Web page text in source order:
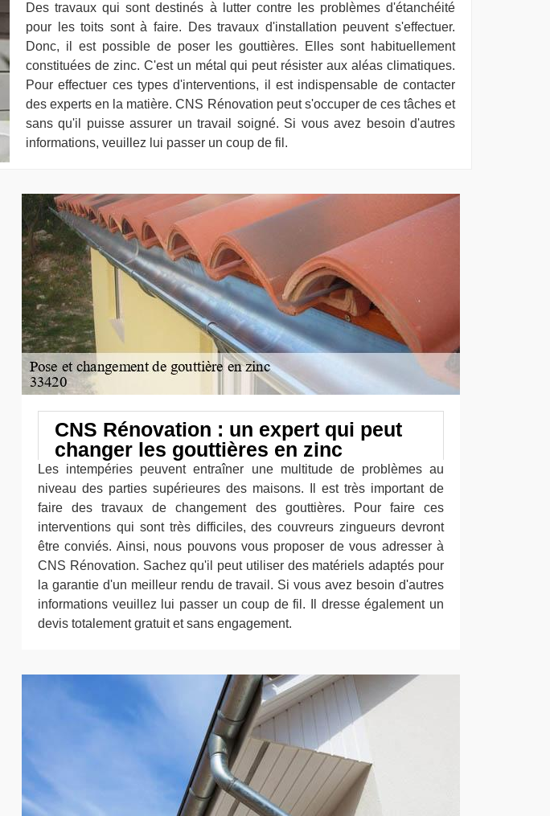
Des travaux qui sont destinés à lutter contre les problèmes d'étanchéité
pour les toits sont à faire. Des travaux d'installation peuvent s'effectuer.
Donc, il est possible de poser les gouttières. Elles sont habituellement
constituées de zinc. C'est un métal qui peut résister aux aléas climatiques.
Pour effectuer ces types d'interventions, il est indispensable de contacter
des experts en la matière. CNS Rénovation peut s'occuper de ces tâches et
sans qu'il puisse assurer un travail soigné. Si vous avez besoin d'autres
informations, veuillez lui passer un coup de fil.
CNS Rénovation : un expert qui peut
changer les gouttières en zinc
Les intempéries peuvent entraîner une multitude de problèmes au
niveau des parties supérieures des maisons. Il est très important de
faire des travaux de changement des gouttières. Pour faire ces
interventions qui sont très difficiles, des couvreurs zingueurs devront
être conviés. Ainsi, nous pouvons vous proposer de vous adresser à
CNS Rénovation. Sachez qu'il peut utiliser des matériels adaptés pour
la garantie d'un meilleur rendu de travail. Si vous avez besoin d'autres
informations veuillez lui passer un coup de fil. Il dresse également un
devis totalement gratuit et sans engagement.